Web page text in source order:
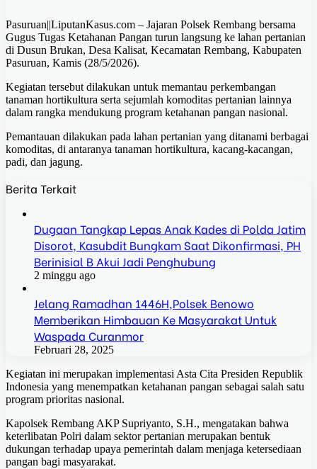
Pasuruan||LiputanKasus.com – Jajaran Polsek Rembang bersama
Gugus Tugas Ketahanan Pangan turun langsung ke lahan pertanian
di Dusun Brukan, Desa Kalisat, Kecamatan Rembang, Kabupaten
Pasuruan, Kamis (28/5/2026).
Kegiatan tersebut dilakukan untuk memantau perkembangan
tanaman hortikultura serta sejumlah komoditas pertanian lainnya
dalam rangka mendukung program ketahanan pangan nasional.
Pemantauan dilakukan pada lahan pertanian yang ditanami berbagai
komoditas, di antaranya tanaman hortikultura, kacang-kacangan,
padi, dan jagung.
Berita Terkait
Dugaan Tangkap Lepas Anak Kades di Polda Jatim
Disorot, Kasubdit Bungkam Saat Dikonfirmasi, PH
Berinisial B Akui Jadi Penghubung
2 minggu ago
Jelang Ramadhan 1446H,Polsek Benowo
Memberikan Himbauan Ke Masyarakat Untuk
Waspada Curanmor
Februari 28, 2025
Kegiatan ini merupakan implementasi Asta Cita Presiden Republik
Indonesia yang menempatkan ketahanan pangan sebagai salah satu
program prioritas nasional.
Kapolsek Rembang AKP Supriyanto, S.H., mengatakan bahwa
keterlibatan Polri dalam sektor pertanian merupakan bentuk
dukungan terhadap upaya pemerintah dalam menjaga ketersediaan
pangan bagi masyarakat.